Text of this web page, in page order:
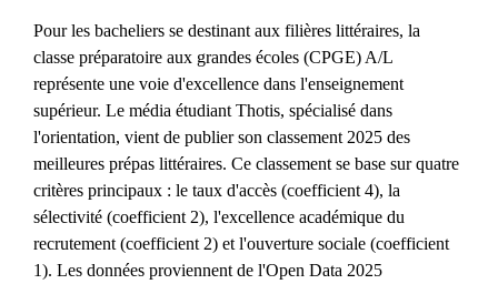
Pour les bacheliers se destinant aux filières littéraires, la
classe préparatoire aux grandes écoles (CPGE) A/L
représente une voie d'excellence dans l'enseignement
supérieur. Le média étudiant Thotis, spécialisé dans
l'orientation, vient de publier son classement 2025 des
meilleures prépas littéraires. Ce classement se base sur quatre
critères principaux : le taux d'accès (coefficient 4), la
sélectivité (coefficient 2), l'excellence académique du
recrutement (coefficient 2) et l'ouverture sociale (coefficient
1). Les données proviennent de l'Open Data 2025